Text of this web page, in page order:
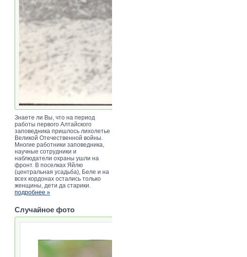
Знаете ли Вы, что на период
работы первого Алтайского
заповедника пришлось лихолетье
Великой Отечественной войны.
Многие работники заповедника,
научные сотрудники и
наблюдатели охраны ушли на
фронт. В поселках Яйлю
(центральная усадьба), Беле и на
всех кордонах остались только
женщины, дети да старики.
подробнее »
Случайное фото